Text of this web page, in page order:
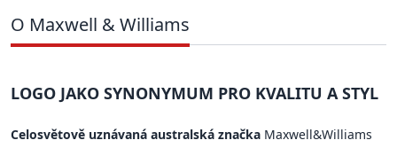
O Maxwell & Williams
LOGO JAKO SYNONYMUM PRO KVALITU A STYL
Celosvětově uznávaná australská značka Maxwell&Williams